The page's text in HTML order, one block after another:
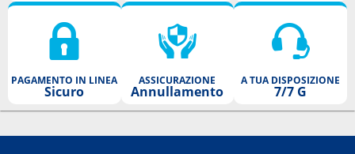
PAGAMENTO IN LINEA
Sicuro
ASSICURAZIONE
Annullamento
A TUA DISPOSIZIONE
7/7 G